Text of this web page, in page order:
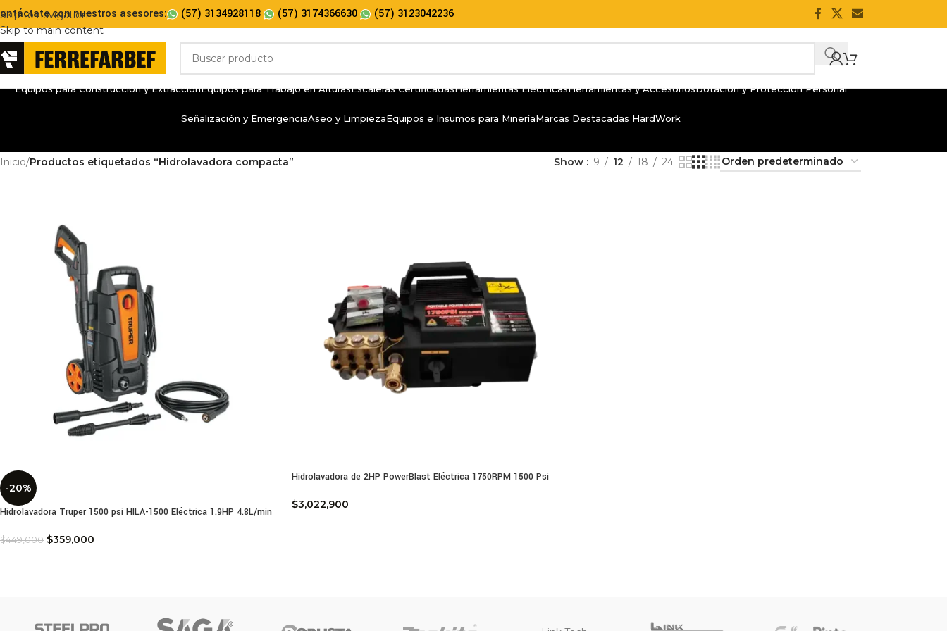
Skip to navigation
Skip to main content
con nuestros asesores: (57) 3134928118 (57) 3174366630 (57) 3123042236
Equipos para Construcción y ExtracciónEquipos para Trabajo en AlturasEscaleras CertificadasHerramientas EléctricasHerramientas y AccesoriosDotación y Protección Personal
Señalización y EmergenciaAseo y LimpiezaEquipos e Insumos para MineríaMarcas Destacadas HardWork
Inicio/Productos etiquetados “Hidrolavadora compacta” Show 9 12 18 24
-20%
Hidrolavadora Truper 1500 psi HILA-1500 Eléctrica 1.9HP 4.8L/min
$449,000 $359,000
Hidrolavadora de 2HP PowerBlast Eléctrica 1750RPM 1500 Psi
$3,022,900